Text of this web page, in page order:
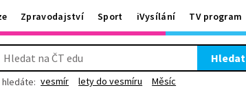
Zpravodajství Sport iVysílání TV program
Hledat
hledáte: vesmír lety do vesmíru Měsíc